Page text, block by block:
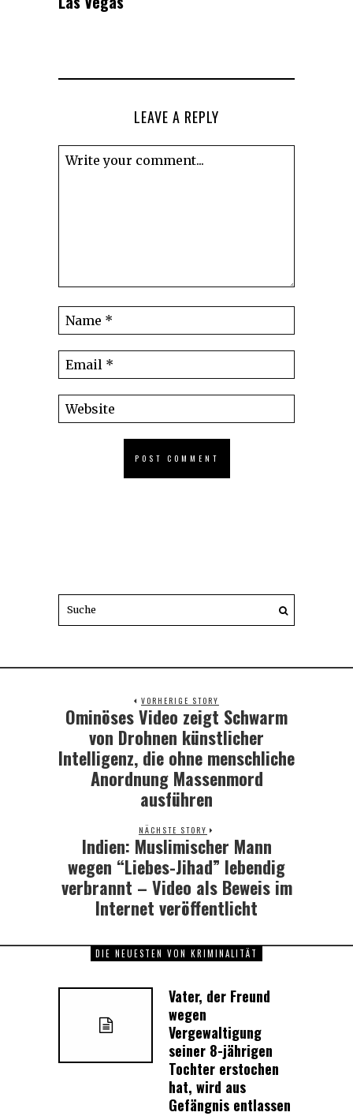
LEAVE A REPLY
VORHERIGE STORY
Previous
post:
Ominöses Video zeigt Schwarm
von Drohnen künstlicher
Intelligenz, die ohne menschliche
Anordnung Massenmord
ausführen
NÄCHSTE STORY
Next
post:
Indien: Muslimischer Mann
wegen “Liebes-Jihad” lebendig
verbrannt – Video als Beweis im
Internet veröffentlicht
DIE NEUESTEN VON KRIMINALITÄT
Vater, der Freund
wegen
Vergewaltigung
seiner 8-jährigen
Tochter erstochen
hat, wird aus
Gefängnis entlassen